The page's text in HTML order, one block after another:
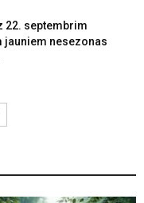
22. septembrim
jauniem nesezonas